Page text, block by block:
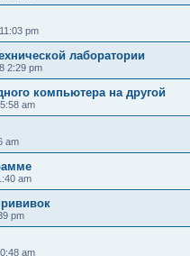
pm
лаборатории
2:29 pm
компьютера на другой
am
am
am
pm
am